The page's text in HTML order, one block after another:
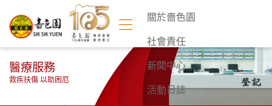
關於嗇色園
社會責任
新聞中心
活動日誌
醫療服務
救疾扶傷 以助困厄